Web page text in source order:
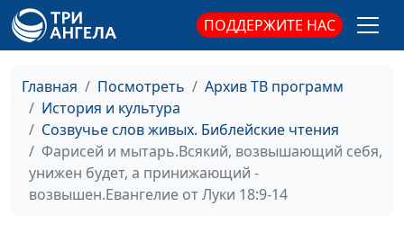
ПОДДЕРЖИТЕ НАС
Главная Посмотреть
Архив ТВ программ
История и культура
Созвучье слов живых. Библейские чтения
Фарисей и мытарь.Всякий, возвышающий себя,
унижен будет, а принижающий -
возвышен.Евангелие от Луки 18:9-14
19
Воскрешение Лазаря через 4 дня
Иоанну 11:1-45
Ирина
#35
Исцеление слепорожденного.
Евангелие по Иоанну 9:1-33
Ирина
Кириченко
Прощение женщины: иди и не
греши. Евангелие по Иоанну 8:2-
Ирина